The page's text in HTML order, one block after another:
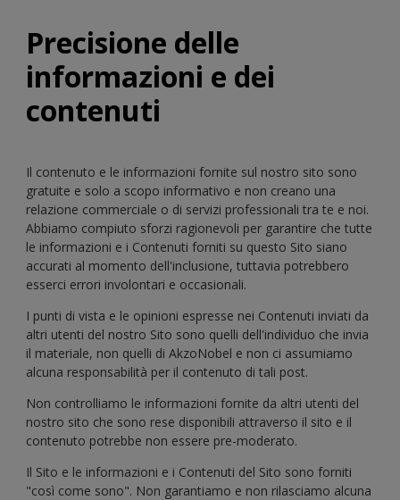
Precisione delle
informazioni e dei
contenuti
Il contenuto e le informazioni fornite sul nostro sito sono
gratuite e solo a scopo informativo e non creano una
relazione commerciale o di servizi professionali tra te e noi.
Abbiamo compiuto sforzi ragionevoli per garantire che tutte
le informazioni e i Contenuti forniti su questo Sito siano
accurati al momento dell'inclusione, tuttavia potrebbero
esserci errori involontari e occasionali.
I punti di vista e le opinioni espresse nei Contenuti inviati da
altri utenti del nostro Sito sono quelli dell'individuo che invia
il materiale, non quelli di AkzoNobel e non ci assumiamo
alcuna responsabilità per il contenuto di tali post.
Non controlliamo le informazioni fornite da altri utenti del
nostro sito che sono rese disponibili attraverso il sito e il
contenuto potrebbe non essere pre-moderato.
Il Sito e le informazioni e i Contenuti del Sito sono forniti
"così come sono". Non garantiamo e non rilasciamo alcuna